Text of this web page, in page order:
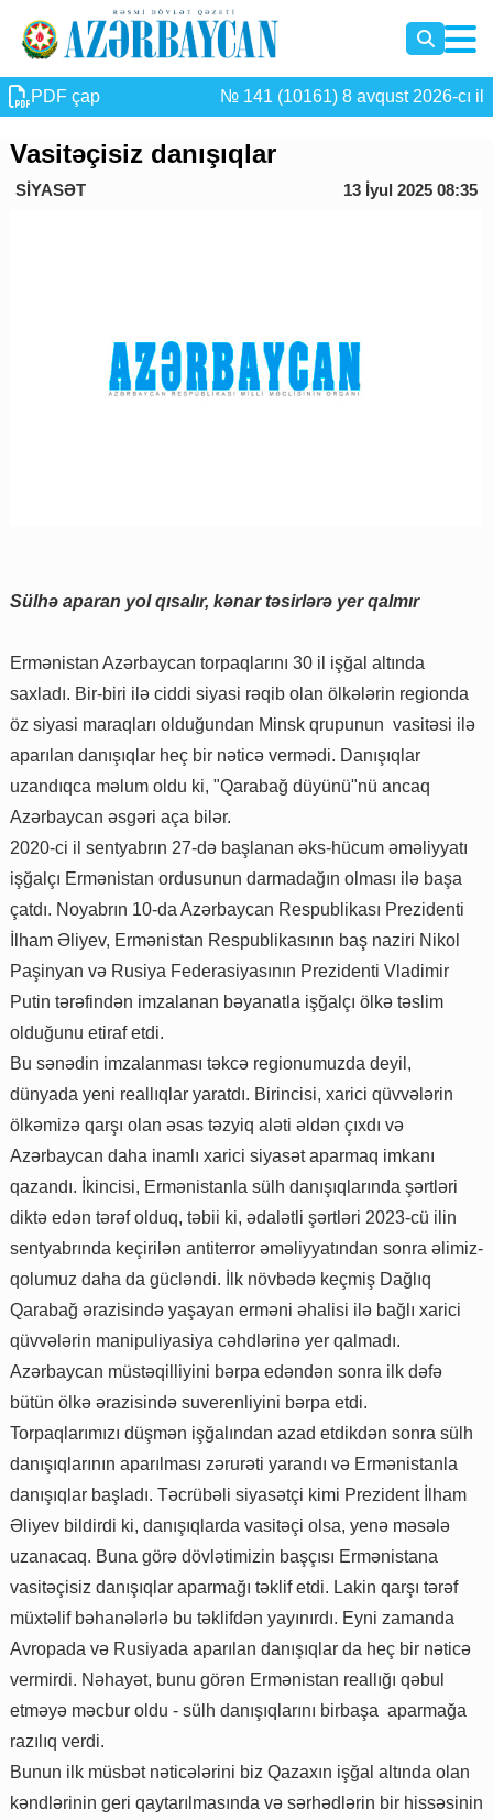
PDF çap № 141 (10161) 8 avqust 2026-cı il
Vasitəçisiz danışıqlar
SİYASƏT 13 İyul 2025 08:35
Sülhə aparan yol qısalır, kənar təsirlərə yer qalmır
Ermənistan Azərbaycan torpaqlarını 30 il işğal altında
saxladı. Bir-biri ilə ciddi siyasi rəqib olan ölkələrin regionda
öz siyasi maraqları olduğundan Minsk qrupunun vasitəsi ilə
aparılan danışıqlar heç bir nəticə vermədi. Danışıqlar
uzandıqca məlum oldu ki, "Qarabağ düyünü"nü ancaq
Azərbaycan əsgəri aça bilər.
2020-ci il sentyabrın 27-də başlanan əks-hücum əməliyyatı
işğalçı Ermənistan ordusunun darmadağın olması ilə başa
çatdı. Noyabrın 10-da Azərbaycan Respublikası Prezidenti
İlham Əliyev, Ermənistan Respublikasının baş naziri Nikol
Paşinyan və Rusiya Federasiyasının Prezidenti Vladimir
Putin tərəfindən imzalanan bəyanatla işğalçı ölkə təslim
olduğunu etiraf etdi.
Bu sənədin imzalanması təkcə regionumuzda deyil,
dünyada yeni reallıqlar yaratdı. Birincisi, xarici qüvvələrin
ölkəmizə qarşı olan əsas təzyiq aləti əldən çıxdı və
Azərbaycan daha inamlı xarici siyasət aparmaq imkanı
qazandı. İkincisi, Ermənistanla sülh danışıqlarında şərtləri
diktə edən tərəf olduq, təbii ki, ədalətli şərtləri 2023-cü ilin
sentyabrında keçirilən antiterror əməliyyatından sonra əlimiz-
qolumuz daha da gücləndi. İlk növbədə keçmiş Dağlıq
Qarabağ ərazisində yaşayan erməni əhalisi ilə bağlı xarici
qüvvələrin manipuliyasiya cəhdlərinə yer qalmadı.
Azərbaycan müstəqilliyini bərpa edəndən sonra ilk dəfə
bütün ölkə ərazisində suverenliyini bərpa etdi.
Torpaqlarımızı düşmən işğalından azad etdikdən sonra sülh
danışıqlarının aparılması zərurəti yarandı və Ermənistanla
danışıqlar başladı. Təcrübəli siyasətçi kimi Prezident İlham
Əliyev bildirdi ki, danışıqlarda vasitəçi olsa, yenə məsələ
uzanacaq. Buna görə dövlətimizin başçısı Ermənistana
vasitəçisiz danışıqlar aparmağı təklif etdi. Lakin qarşı tərəf
müxtəlif bəhanələrlə bu təklifdən yayınırdı. Eyni zamanda
Avropada və Rusiyada aparılan danışıqlar da heç bir nəticə
vermirdi. Nəhayət, bunu görən Ermənistan reallığı qəbul
etməyə məcbur oldu - sülh danışıqlarını birbaşa aparmağa
razılıq verdi.
Bunun ilk müsbət nəticələrini biz Qazaxın işğal altında olan
kəndlərinin geri qaytarılmasında və sərhədlərin bir hissəsinin